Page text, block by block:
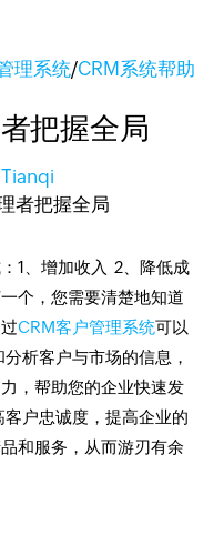
理系统/CRM系统帮助
把握全局
Tianqi
1、增加收入 2、降低成
个，您需要清楚地知道
CRM客户管理系统可以
析客户与市场的信息，
，帮助您的企业快速发
户忠诚度，提高企业的
和服务，从而游刃有余